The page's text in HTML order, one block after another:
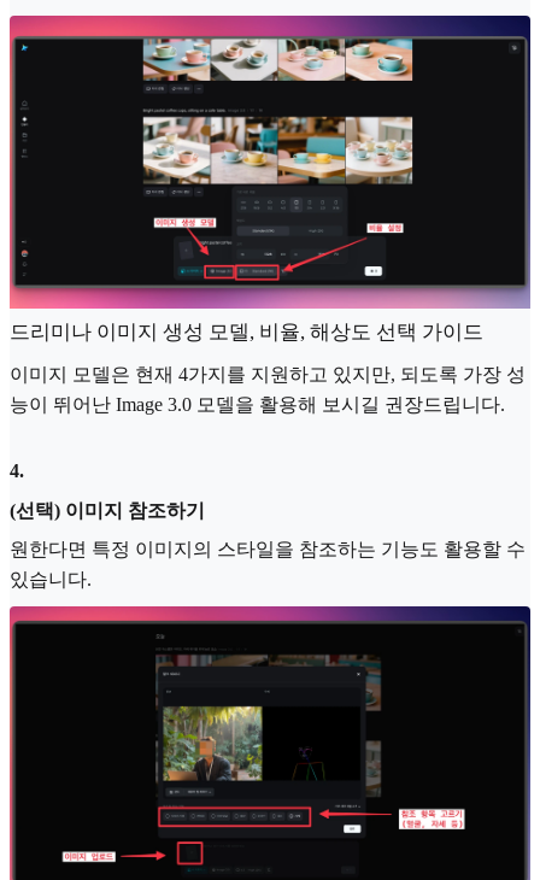
드리미나 이미지 생성 모델, 비율, 해상도 선택 가이드
이미지 모델은 현재 4가지를 지원하고 있지만, 되도록 가장 성
능이 뛰어난 Image 3.0 모델을 활용해 보시길 권장드립니다.
4.
(선택) 이미지 참조하기
원한다면 특정 이미지의 스타일을 참조하는 기능도 활용할 수
있습니다.